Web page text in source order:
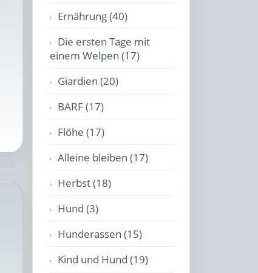
Ernährung (40)
Die ersten Tage mit
einem Welpen (17)
Giardien (20)
BARF (17)
Flöhe (17)
Alleine bleiben (17)
Herbst (18)
Hund (3)
Hunderassen (15)
Kind und Hund (19)